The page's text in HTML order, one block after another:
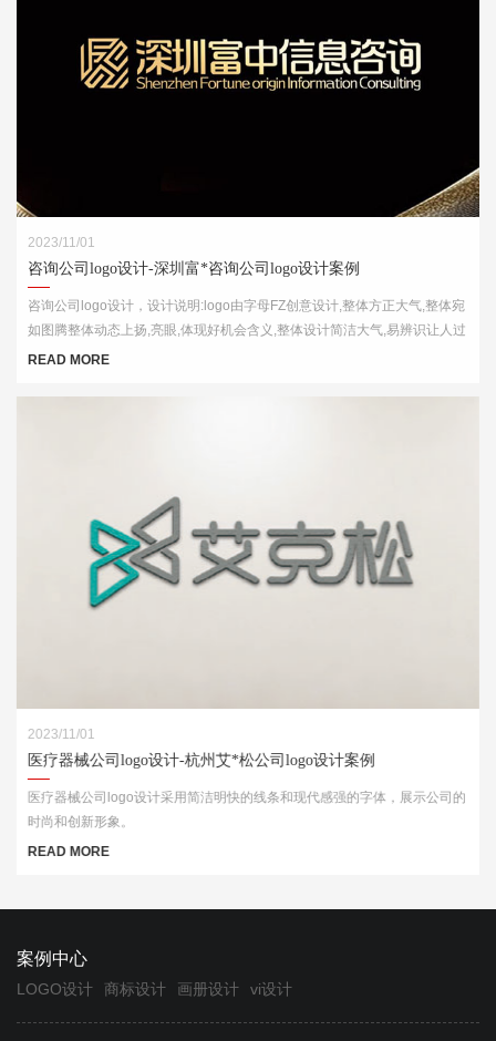
2023/11/01
咨询公司logo设计-深圳富*咨询公司logo设计案例
咨询公司logo设计，设计说明:logo由字母FZ创意设计,整体方正大气,整体宛
如图腾整体动态上扬,亮眼,体现好机会含义,整体设计简洁大气,易辨识让人过
目不忘
READ MORE
2023/11/01
医疗器械公司logo设计-杭州艾*松公司logo设计案例
医疗器械公司logo设计采用简洁明快的线条和现代感强的字体，展示公司的
时尚和创新形象。
READ MORE
案例中心
LOGO设计 商标设计 画册设计 vi设计